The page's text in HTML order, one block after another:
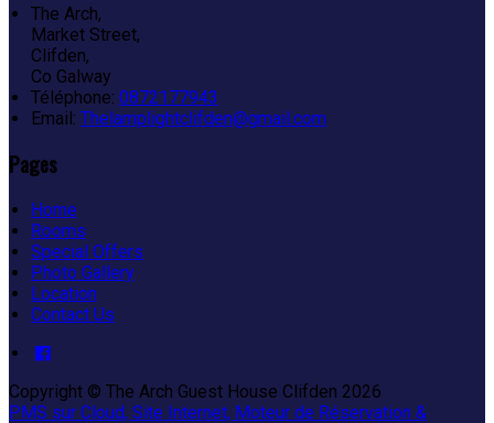
The Arch,
Market Street,
Clifden,
Co Galway
Téléphone: 0872177943
Email: Thelamplightclifden@gmail.com
Pages
Home
Rooms
Special Offers
Photo Gallery
Location
Contact Us
Copyright © The Arch Guest House Clifden 2026
PMS sur Cloud, Site Internet, Moteur de Réservation &